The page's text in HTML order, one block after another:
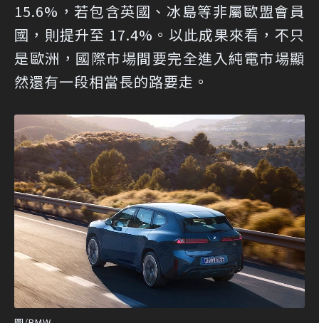
15.6%，若包含英國、冰島等非屬歐盟會員
國，則提升至 17.4%。以此成果來看，不只
是歐洲，國際市場間要完全進入純電市場顯
然還有一段相當長的路要走。